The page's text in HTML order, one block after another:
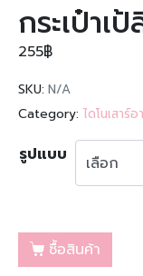
กระเป๋าเ
255฿
SKU: N/A
Category: ไดโนเสาร์อ
รูปแบบ
ซื้อสินค้า